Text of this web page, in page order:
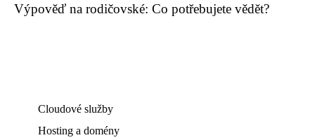
Výpověď na rodičovské: Co potřebujete vědět?
Cloudové služby
Hosting a domény